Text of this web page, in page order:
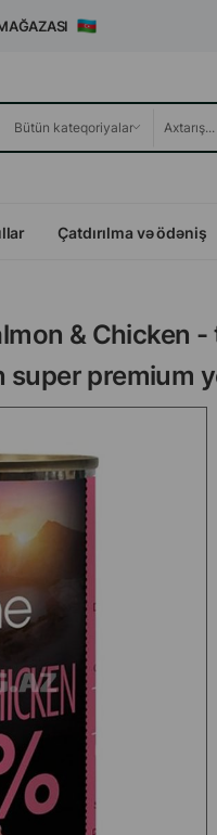
Çatdırılma və ödəniş
& Chicken -
premium